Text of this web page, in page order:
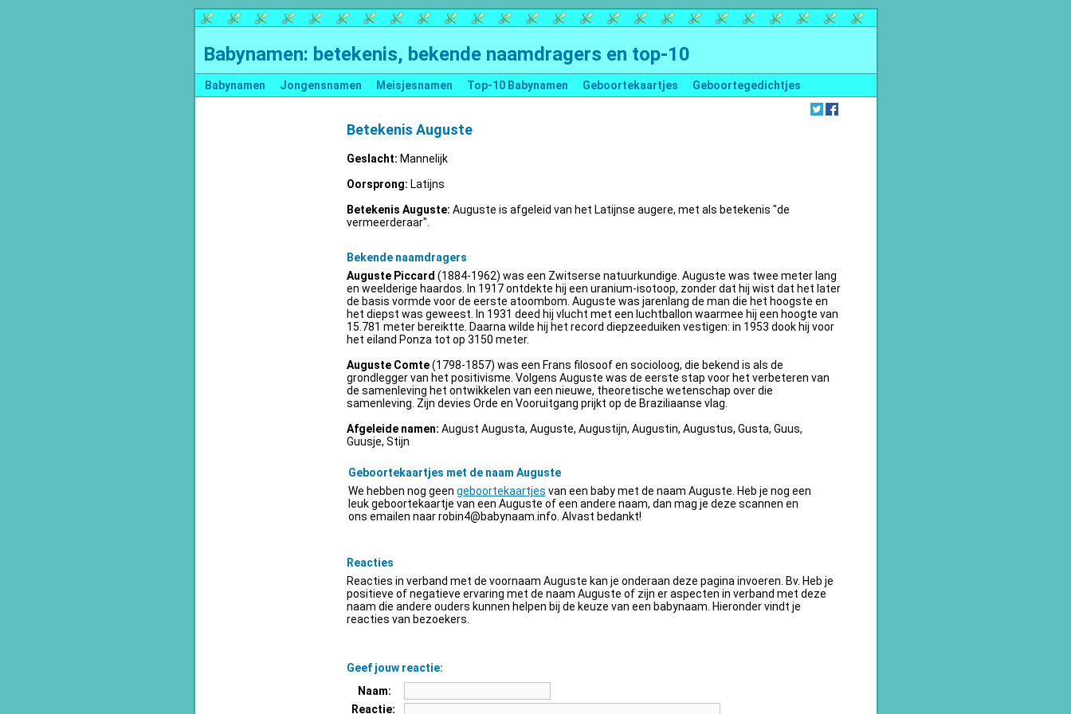
Babynamen: betekenis, bekende naamdragers en top-10
Babynamen Jongensnamen Meisjesnamen Top-10 Babynamen Geboortekaartjes Geboortegedichtjes
Betekenis Auguste
Geslacht: Mannelijk
Oorsprong: Latijns
Betekenis Auguste: Auguste is afgeleid van het Latijnse augere, met als betekenis "de
vermeerderaar".
Bekende naamdragers
Auguste Piccard (1884-1962) was een Zwitserse natuurkundige. Auguste was twee meter lang
en weelderige haardos. In 1917 ontdekte hij een uranium-isotoop, zonder dat hij wist dat het later
de basis vormde voor de eerste atoombom. Auguste was jarenlang de man die het hoogste en
het diepst was geweest. In 1931 deed hij vlucht met een luchtballon waarmee hij een hoogte van
15.781 meter bereiktte. Daarna wilde hij het record diepzeeduiken vestigen: in 1953 dook hij voor
het eiland Ponza tot op 3150 meter.
Auguste Comte(1798-1857) was een Frans filosoof en socioloog, die bekend is als de
grondlegger van het positivisme. Volgens Auguste was de eerste stap voor het verbeteren van
de samenleving het ontwikkelen van een nieuwe, theoretische wetenschap over die
samenleving. Zijn devies Orde en Vooruitgang prijkt op de Braziliaanse vlag.
Afgeleide namen: August Augusta, Auguste, Augustijn, Augustin, Augustus, Gusta, Guus,
Guusje, Stijn
Geboortekaartjes met de naam Auguste
We hebben nog geen geboortekaartjes van een baby met de naam Auguste. Heb je nog een
leuk geboortekaartje van een Auguste of een andere naam, dan mag je deze scannen en
ons emailen naarrobin4@babynaam.info . Alvast bedankt!
Reacties
Reacties in verband met de voornaam Auguste kan je onderaan deze pagina invoeren. Bv. Heb je
positieve of negatieve ervaring met de naam Auguste of zijn er aspecten in verband met deze
naam die andere ouders kunnen helpen bij de keuze van een babynaam. Hieronder vindt je
reacties van bezoekers.
Geef jouw reactie:
Naam:
Reactie: